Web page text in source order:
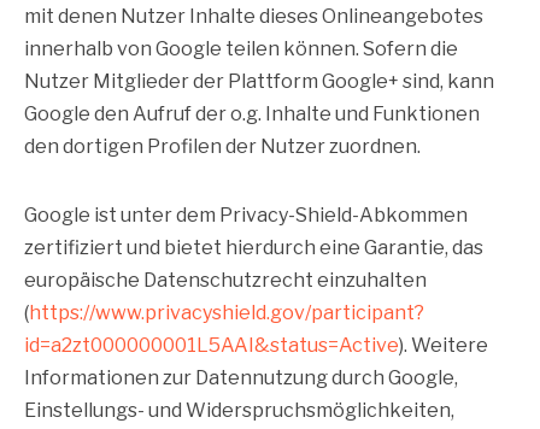
mit denen Nutzer Inhalte dieses Onlineangebotes
innerhalb von Google teilen können. Sofern die
Nutzer Mitglieder der Plattform Google+ sind, kann
Google den Aufruf der o.g. Inhalte und Funktionen
den dortigen Profilen der Nutzer zuordnen.
Google ist unter dem Privacy-Shield-Abkommen
zertifiziert und bietet hierdurch eine Garantie, das
europäische Datenschutzrecht einzuhalten
(https://www.privacyshield.gov/participant?
id=a2zt000000001L5AAI&status=Active). Weitere
Informationen zur Datennutzung durch Google,
Einstellungs- und Widerspruchsmöglichkeiten,